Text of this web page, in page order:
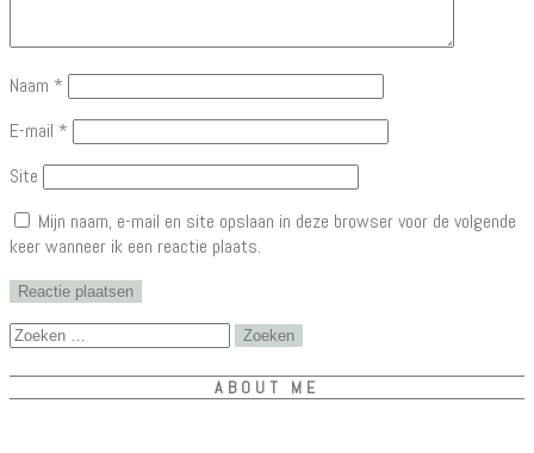
Naam *
E-mail *
Site
Mijn naam, e-mail en site opslaan in deze browser voor de volgende
keer wanneer ik een reactie plaats.
Zoeken
ABOUT ME